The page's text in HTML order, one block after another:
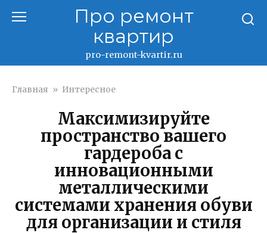
Про ремонт
квартир
pro-remont-kvartir.ru
Главная » Интересное
Максимизируйте
пространство вашего
гардероба с
инновационными
металлическими
системами хранения обуви
для организации и стиля